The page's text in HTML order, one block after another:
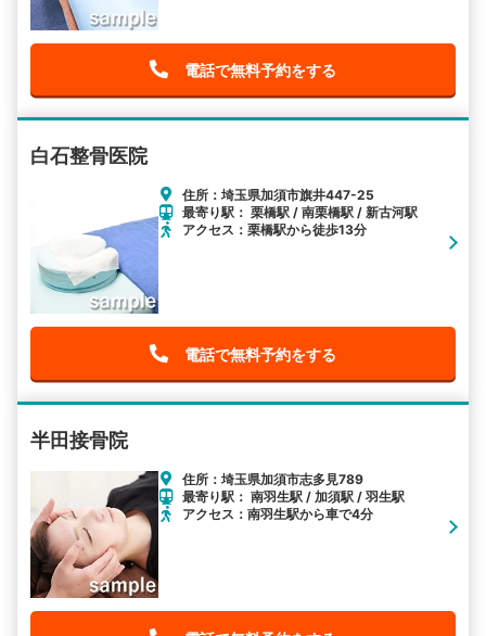
電話で無料予約をする
白石整骨医院
住所：埼玉県加須市旗井447-25
最寄り駅： 栗橋駅 / 南栗橋駅 / 新古河駅
アクセス：栗橋駅から徒歩13分
電話で無料予約をする
半田接骨院
住所：埼玉県加須市志多見789
最寄り駅： 南羽生駅 / 加須駅 / 羽生駅
アクセス：南羽生駅から車で4分